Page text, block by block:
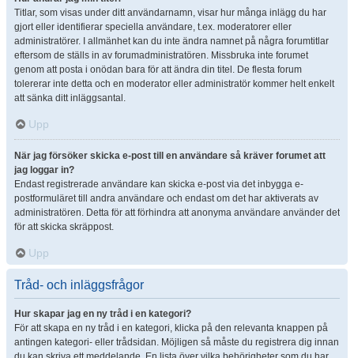
Titlar, som visas under ditt användarnamn, visar hur många inlägg du har
gjort eller identifierar speciella användare, t.ex. moderatorer eller
administratörer. I allmänhet kan du inte ändra namnet på några forumtitlar
eftersom de ställs in av forumadministratören. Missbruka inte forumet
genom att posta i onödan bara för att ändra din titel. De flesta forum
tolererar inte detta och en moderator eller administratör kommer helt enkelt
att sänka ditt inläggsantal.
Upp
När jag försöker skicka e-post till en användare så kräver forumet att
jag loggar in?
Endast registrerade användare kan skicka e-post via det inbygga e-
postformuläret till andra användare och endast om det har aktiverats av
administratören. Detta för att förhindra att anonyma användare använder det
för att skicka skräppost.
Upp
Tråd- och inläggsfrågor
Hur skapar jag en ny tråd i en kategori?
För att skapa en ny tråd i en kategori, klicka på den relevanta knappen på
antingen kategori- eller trådsidan. Möjligen så måste du registrera dig innan